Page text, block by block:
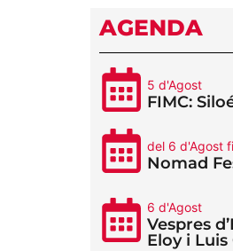
AGENDA
5 d'Agost
FIMC:
del 6 d'Agost
Nomad
6 d'Agost
Vespres
Eloy i Luis